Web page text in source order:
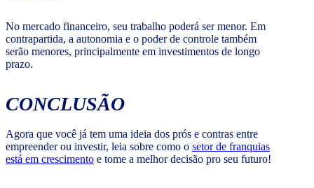
No mercado financeiro, seu trabalho poderá ser menor. Em
contrapartida, a autonomia e o poder de controle também
serão menores, principalmente em investimentos de longo
prazo.
CONCLUSÃO
Agora que você já tem uma ideia dos prós e contras entre
empreender ou investir, leia sobre como o setor de franquias
está em crescimento e tome a melhor decisão pro seu futuro!